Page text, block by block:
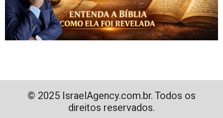
© 2025 IsraelAgency.com.br. Todos os
direitos reservados.